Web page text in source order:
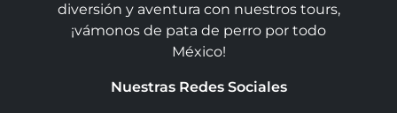
diversión y aventura con nuestros tours,
¡vámonos de pata de perro por todo
México!
Nuestras Redes Sociales